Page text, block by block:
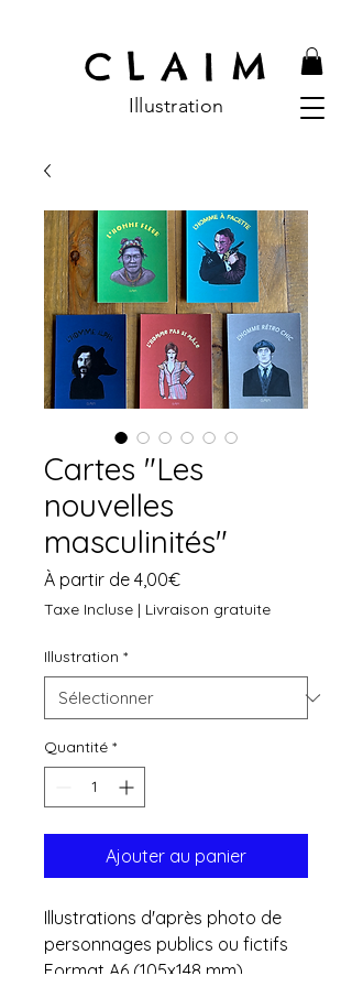
C L A I M
Illustration
Cartes "Les
nouvelles
masculinités"
À partir de 4,00€Prix
promotionnel
Taxe Incluse | Livraison gratuite
Illustration *
Quantité *
Ajouter au panier
Illustrations d'après photo de
personnages publics ou fictifs
Format A6 (105x148 mm)